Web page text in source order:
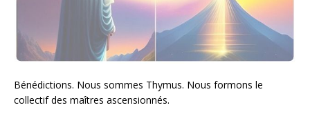
Bénédictions. Nous sommes Thymus. Nous formons le
collectif des maîtres ascensionnés.